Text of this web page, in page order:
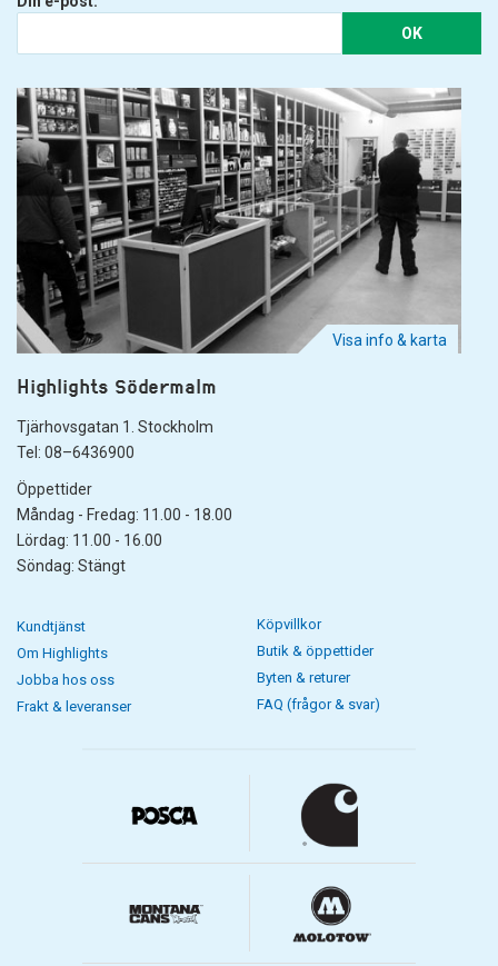
OK
Visa info & karta
Highlights Södermalm
Tjärhovsgatan 1. Stockholm
Tel: 08–6436900
Öppettider
Måndag - Fredag: 11.00 - 18.00
Lördag: 11.00 - 16.00
Söndag: Stängt
Kundtjänst
Om Highlights
Jobba hos oss
Frakt & leveranser
Köpvillkor
Butik & öppettider
Byten & returer
FAQ (frågor & svar)